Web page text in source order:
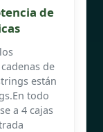
de
de
están
todo
a 4 cajas